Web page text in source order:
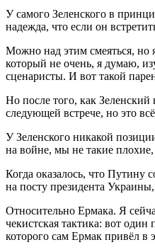
У самого Зеленского в
надежда, что если он
Можно над этим смеяться, но
который не очень, я думаю,
сценаристы. И вот такой
Но после того, как
следующей встрече, но это
У Зеленского никакой
на войне, мы не такие
Когда оказалось, что Путину
на посту президента
Относительно Ермака. Я
чекистская тактика: вот
которого сам Ермак привёл в